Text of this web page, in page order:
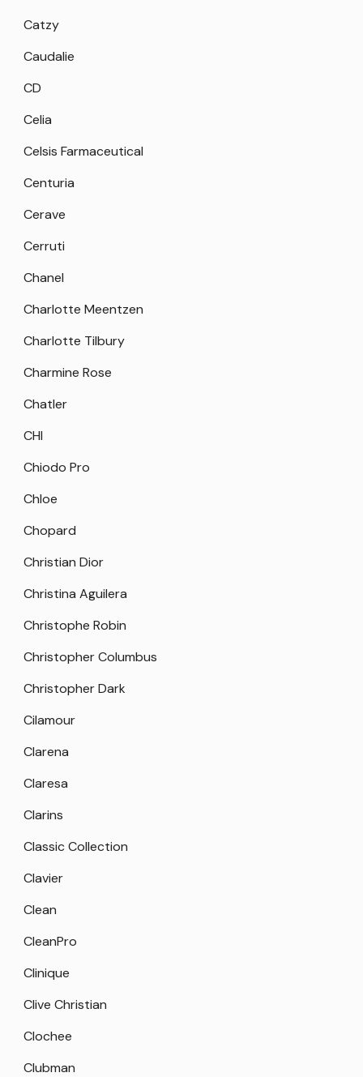
Catzy
Caudalie
CD
Celia
Celsis Farmaceutical
Centuria
Cerave
Cerruti
Chanel
Charlotte Meentzen
Charlotte Tilbury
Charmine Rose
Chatler
CHI
Chiodo Pro
Chloe
Chopard
Christian Dior
Christina Aguilera
Christophe Robin
Christopher Columbus
Christopher Dark
Cilamour
Clarena
Claresa
Clarins
Classic Collection
Clavier
Clean
CleanPro
Clinique
Clive Christian
Clochee
Clubman